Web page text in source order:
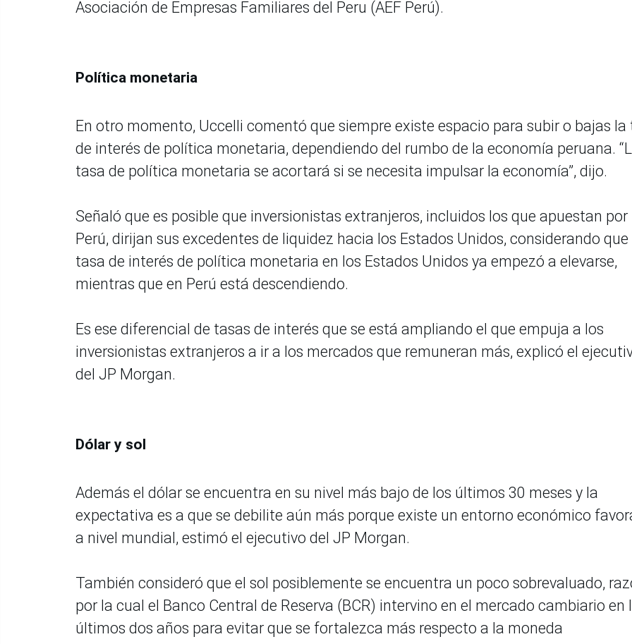
Asociación de Empresas Familiares del Peru (AEF Perú).
Política monetaria
En otro momento, Uccelli comentó que siempre existe espacio para subir o bajas la
de interés de política monetaria, dependiendo del rumbo de la economía peruana.
tasa de política monetaria se acortará si se necesita impulsar la economía”, dijo.
Señaló que es posible que inversionistas extranjeros, incluidos los que apuestan por
Perú, dirijan sus excedentes de liquidez hacia los Estados Unidos, considerando que
tasa de interés de política monetaria en los Estados Unidos ya empezó a elevarse,
mientras que en Perú está descendiendo.
Es ese diferencial de tasas de interés que se está ampliando el que empuja a los
inversionistas extranjeros a ir a los mercados que remuneran más, explicó el
del JP Morgan.
Dólar y sol
Además el dólar se encuentra en su nivel más bajo de los últimos 30 meses y la
expectativa es a que se debilite aún más porque existe un entorno económico
a nivel mundial, estimó el ejecutivo del JP Morgan.
También consideró que el sol posiblemente se encuentra un poco sobrevaluado,
por la cual el Banco Central de Reserva (BCR) intervino en el mercado cambiario en
últimos dos años para evitar que se fortalezca más respecto a la moneda